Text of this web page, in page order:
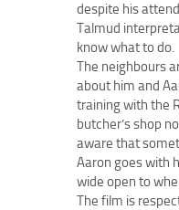
despite his
Talmud
know what to do.
The neighbours
about him and
training with the
butcher’s shop
aware that
Aaron goes with
wide open to
The film is